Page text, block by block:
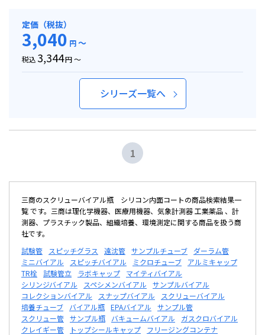
定価（税抜）
3,040 円～
税込 3,344円 ～
シリーズ一覧へ
1
三商のスクリューバイアル瓶 シリコン内面コートの商品検索結果一
覧 です。三商は理化学機器、医療用機器、気象計測器 工業薬品 、計
測器、プラスチック製品、組織培養、環境測定に関する商品を扱う商
社です。
試験管
スピッチグラス 遠沈管 サンプルチューブ
ダーラム管
ミニバイアル
スピッチバイアル ミクロチューブ
アルミキャップ
TR栓 試験管立 ラボキャップ
マイティバイアル
シリンジバイアル
スペシメンバイアル
サンプルバイアル
コレクションバイアル
スナップバイアル
スクリューバイアル
培養チューブ
バイアル瓶 EPAバイアル
サンプル管
スクリュー管 サンプル瓶 バキュームバイアル
ガスクロバイアル
クレイギー管
トップシールキャップ
フリージングコンテナ